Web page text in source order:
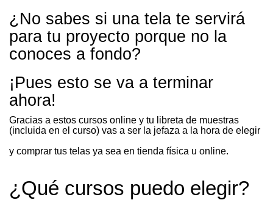
¿No sabes si una tela te servirá
para tu proyecto porque no la
conoces a fondo?
¡Pues esto se va a terminar
ahora!
Gracias a estos cursos online y tu libreta de muestras
(incluida en el curso) vas a ser la jefaza a la hora de elegir
y comprar tus telas ya sea en tienda física u online.
¿Qué cursos puedo elegir?